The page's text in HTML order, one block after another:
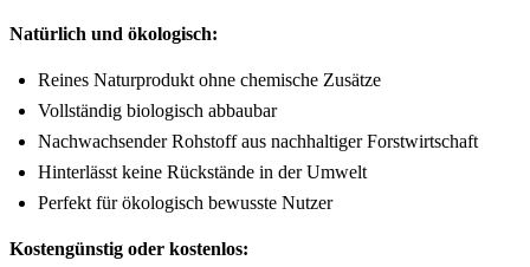
Natürlich und ökologisch:
Reines Naturprodukt ohne chemische Zusätze
Vollständig biologisch abbaubar
Nachwachsender Rohstoff aus nachhaltiger Forstwirtschaft
Hinterlässt keine Rückstände in der Umwelt
Perfekt für ökologisch bewusste Nutzer
Kostengünstig oder kostenlos: